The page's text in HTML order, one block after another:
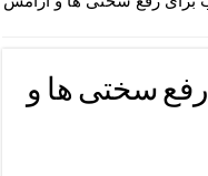
روزی‌ بخش
یا من اظهر الجمیل برای
ذکر مخصوص مستجاب الدعوه
و بی خوابی کودکان
سختی ها و